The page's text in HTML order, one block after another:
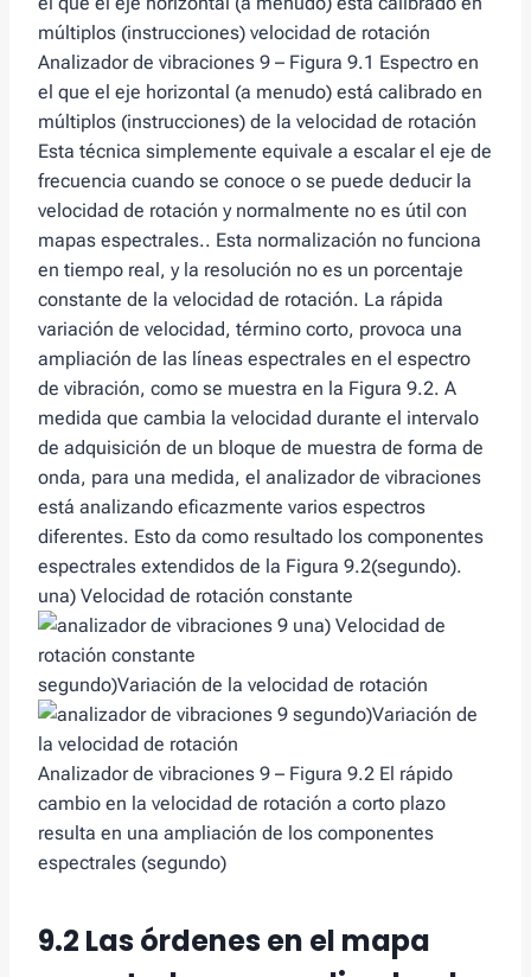
Analizador de vibraciones 9 – Figura 9.1 Espectro en
el que el eje horizontal (a menudo) está calibrado en
múltiplos (instrucciones) de la velocidad de rotación
Esta técnica simplemente equivale a escalar el eje de
frecuencia cuando se conoce o se puede deducir la
velocidad de rotación y normalmente no es útil con
mapas espectrales.. Esta normalización no funciona
en tiempo real, y la resolución no es un porcentaje
constante de la velocidad de rotación. La rápida
variación de velocidad, término corto, provoca una
ampliación de las líneas espectrales en el espectro
de vibración, como se muestra en la Figura 9.2. A
medida que cambia la velocidad durante el intervalo
de adquisición de un bloque de muestra de forma de
onda, para una medida, el analizador de vibraciones
está analizando eficazmente varios espectros
diferentes. Esto da como resultado los componentes
espectrales extendidos de la Figura 9.2(segundo).
una) Velocidad de rotación constante
segundo)Variación de la velocidad de rotación
Analizador de vibraciones 9 – Figura 9.2 El rápido
cambio en la velocidad de rotación a corto plazo
resulta en una ampliación de los componentes
espectrales (segundo)
9.2 Las órdenes en el mapa